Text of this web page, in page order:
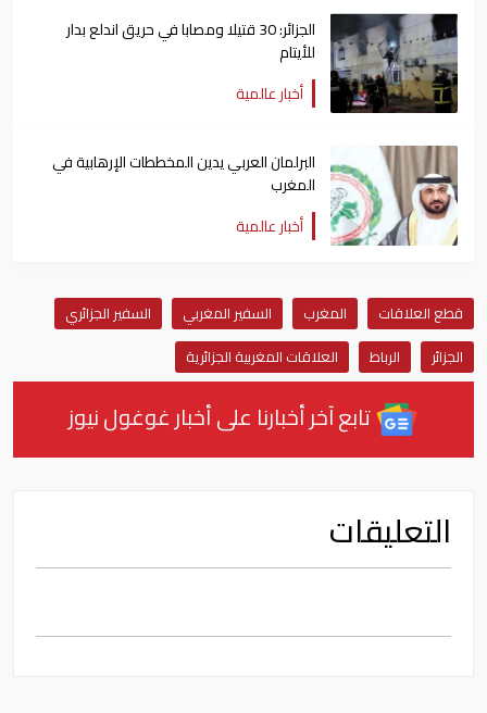
الجزائر: 30 قتيلا ومصابا في حريق اندلع بدار
للأيتام
أخبار عالمية
البرلمان العربي يدين المخططات الإرهابية في
المغرب
أخبار عالمية
قطع العلاقات المغرب السفير المغربي
السفير الجزائري
الجزائر
الرباط العلاقات المغربية الجزائرية
تابع آخر أخبارنا على أخبار غوغول نيوز
التعليقات